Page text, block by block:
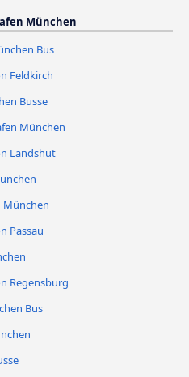
München
Bus
Feldkirch
Busse
München
Landshut
München
Passau
Regensburg
Bus